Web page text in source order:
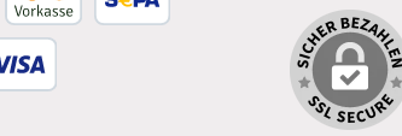
Vorkasse Benutzerdefiniertes Bild 1